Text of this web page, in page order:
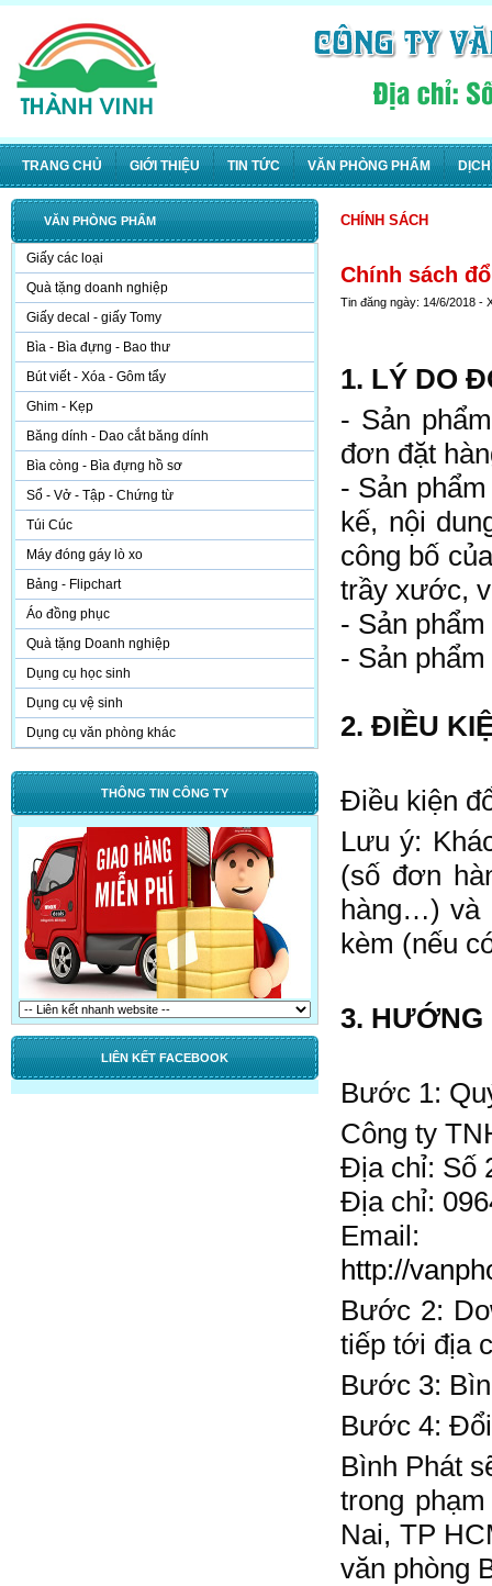
TRANG CHỦ GIỚI THIỆU TIN TỨC VĂN PHÒNG PHẨM
VĂN PHÒNG PHẨM
Giấy các loại
Quà tặng doanh nghiệp
Giấy decal - giấy Tomy
Bìa - Bìa đựng - Bao thư
Bút viết - Xóa - Gôm tẩy
Ghim - Kẹp
Băng dính - Dao cắt băng dính
Bìa còng - Bìa đựng hồ sơ
Sổ - Vở - Tập - Chứng từ
Túi Cúc
Máy đóng gáy lò xo
Bảng - Flipchart
Áo đồng phục
Quà tặng Doanh nghiệp
Dụng cụ học sinh
Dụng cụ vệ sinh
Dụng cụ văn phòng khác
THÔNG TIN CÔNG TY
LIÊN KẾT FACEBOOK
CHÍNH SÁCH
Chính sách
Tin đăng ngày: 14/6/2018 -
1. LÝ DO
- Sản
đơn đặt
- Sản
kế, nội
công bố
trầy xước,
- Sản
- Sản
2. ĐIỀU
Điều kiện
Lưu ý:
(số đơn
hàng…) và
kèm (nếu
3.
Bước 1:
Công ty
Địa chỉ: Số
Địa chỉ:
http://
Bước 2:
tiếp tới địa
Bước 3:
Bước 4:
Bình Phát
trong
Nai, TP
văn phòng